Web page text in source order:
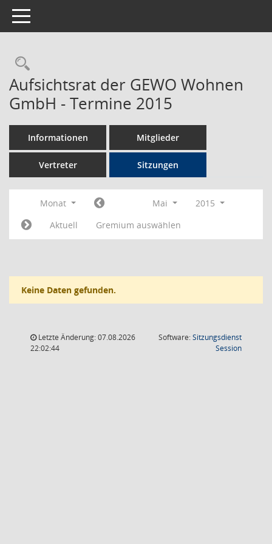
Toggle navigation
Rechercheauswahl
Aufsichtsrat der GEWO Wohnen
GmbH - Termine 2015
Informationen Mitglieder
Vertreter Sitzungen
Monat Mai
2015
Aktuell
Gremium auswählen
Keine Daten gefunden.
Letzte Änderung: 07.08.2026
22:02:44
Software:Sitzungsdienst
Session(Wird in